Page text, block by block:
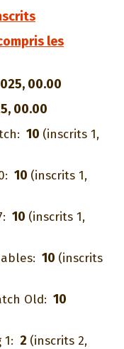
les
00.00
00.00
10 (inscrits 1,
10 (inscrits 1,
10 (inscrits 1,
10 (inscrits
Old: 10
2 (inscrits 2,